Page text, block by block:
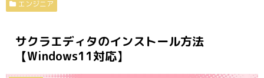
エンジニア
サクラエディタのインストール方法
【Windows11対応】